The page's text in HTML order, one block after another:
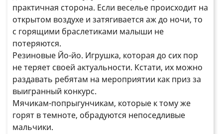
практичная сторона. Если веселье происходит на
открытом воздухе и затягивается аж до ночи, то
с горящими браслетиками малыши не
потеряются.
Резиновые Йо-йо. Игрушка, которая до сих пор
не теряет своей актуальности. Кстати, их можно
раздавать ребятам на мероприятии как приз за
выигранный конкурс.
Мячикам-попрыгунчикам, которые к тому же
горят в темноте, обрадуются непоседливые
мальчики.